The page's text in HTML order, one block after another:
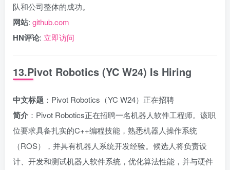
队和公司整体的成功。
网站: github.com
HN评论: 立即访问
13.Pivot Robotics (YC W24) Is Hiring
中文标题 ：Pivot Robotics（YC W24）正在招聘
简介 ：Pivot Robotics正在招聘一名机器人软件工程师。该职
位要求具备扎实的C++编程技能，熟悉机器人操作系统
（ROS），并具有机器人系统开发经验。候选人将负责设
计、开发和测试机器人软件系统，优化算法性能，并与硬件